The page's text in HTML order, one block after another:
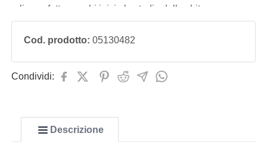
relic, perfetta per chi inizia lo studio della chitarra ma
performante anche sul palco.
Cod. prodotto: 05130482
Condividi:
Descrizione